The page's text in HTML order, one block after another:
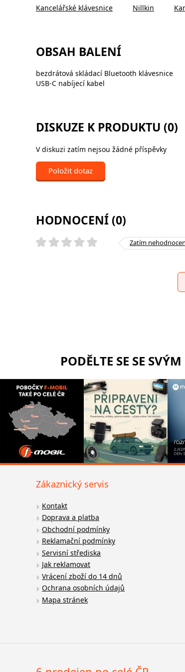
Kancelářské klávesnice Nillkin
OBSAH BALENÍ
bezdrátová skládací Bluetooth klávesnice
USB-C nabíjecí kabel
DISKUZE K PRODUKTU (0)
V diskuzi zatím nejsou žádné příspěvky
Položit dotaz
HODNOCENÍ (0)
Zatím nehodnocen
PODĚLTE SE SE
Zákaznický servis
Kontakt
Doprava a platba
Obchodní podmínky
Reklamační podmínky
Servisní střediska
Jak reklamovat
Vrácení zboží do 14 dnů
Ochrana osobních údajů
Mapa stránek